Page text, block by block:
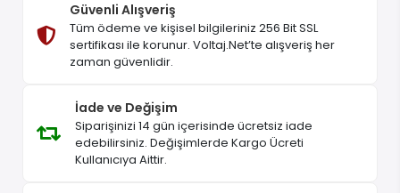
Güvenli Alışveriş
Tüm ödeme ve kişisel bilgileriniz 256 Bit SSL
sertifikası ile korunur. Voltaj.Net’te alışveriş her
zaman güvenlidir.
İade ve Değişim
Siparişinizi 14 gün içerisinde ücretsiz iade
edebilirsiniz. Değişimlerde Kargo Ücreti
Kullanıcıya Aittir.